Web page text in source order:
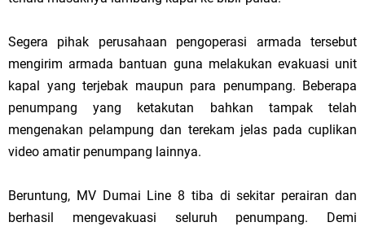
Segera pihak perusahaan pengoperasi armada tersebut
mengirim armada bantuan guna melakukan evakuasi unit
kapal yang terjebak maupun para penumpang. Beberapa
penumpang yang ketakutan bahkan tampak telah
mengenakan pelampung dan terekam jelas pada cuplikan
video amatir penumpang lainnya.
Beruntung, MV Dumai Line 8 tiba di sekitar perairan dan
berhasil mengevakuasi seluruh penumpang. Demi